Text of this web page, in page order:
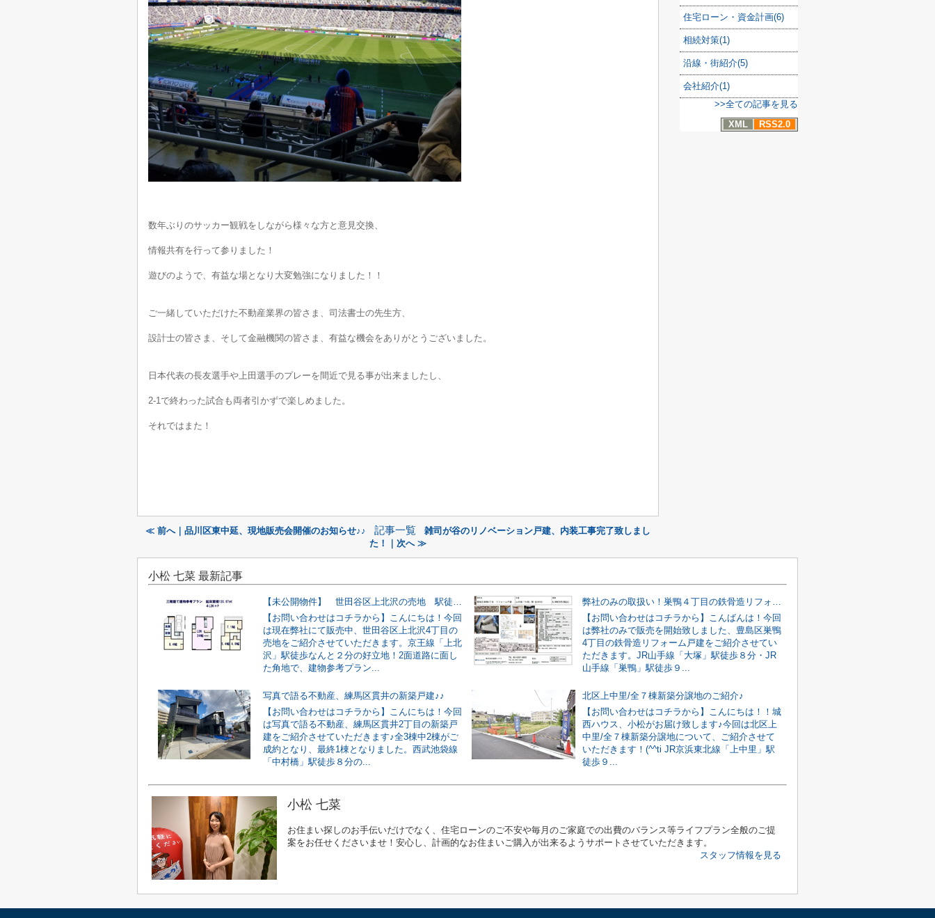
数年ぶりのサッカー観戦をしながら様々な方と意見交換、
情報共有を行って参りました！
遊びのようで、有益な場となり大変勉強になりました！！
ご一緒していただけた不動産業界の皆さま、司法書士の先生方、
設計士の皆さま、そして金融機関の皆さま、有益な機会をありがとうございました。
日本代表の長友選手や上田選手のプレーを間近で見る事が出来ましたし、
2-1で終わった試合も両者引かずで楽しめました。
それではまた！
≪ 前へ｜品川区東中延、現地販売会開催のお知らせ♪♪ 記事一覧
雑司が谷のリノベーション戸建、内装工事完了致しまし
た！｜次へ ≫
住宅ローン・資金計画(6)
相続対策(1)
沿線・街紹介(5)
会社紹介(1)
>>全ての記事を見る
XML
RSS2.0
小松 七菜 最新記事
【お問い合わせはコチラから】こんにちは！今回
は現在弊社にて販売中、世田谷区上北沢4丁目の
売地をご紹介させていただきます。京王線「上北
沢」駅徒歩なんと２分の好立地！2面道路に面し
た角地で、建物参考プラン...
【お問い合わせはコチラから】こんばんは！今回
は弊社のみで販売を開始致しました、豊島区巣鴨
4丁目の鉄骨造リフォーム戸建をご紹介させてい
ただきます。JR山手線「大塚」駅徒歩８分・JR
山手線「巣鴨」駅徒歩９...
写真で語る不動産、練馬区貫井の新築戸建♪♪
【お問い合わせはコチラから】こんにちは！今回
は写真で語る不動産、練馬区貫井2丁目の新築戸
建をご紹介させていただきます♪全3棟中2棟がご
成約となり、最終1棟となりました。西武池袋線
「中村橋」駅徒歩８分の...
北区上中里/全７棟新築分譲地のご紹介♪
【お問い合わせはコチラから】こんにちは！！城
西ハウス、小松がお届け致します♪今回は北区上
中里/全７棟新築分譲地について、ご紹介させて
いただきます！(^^ti JR京浜東北線「上中里」駅
徒歩９...
小松 七菜
お住まい探しのお手伝いだけでなく、住宅ローンのご不安や毎月のご家庭での出費のバランス等ライフプラン全般のご提
案をお任せくださいませ！安心し、計画的なお住まいご購入が出来るようサポートさせていただきます。
スタッフ情報を見る